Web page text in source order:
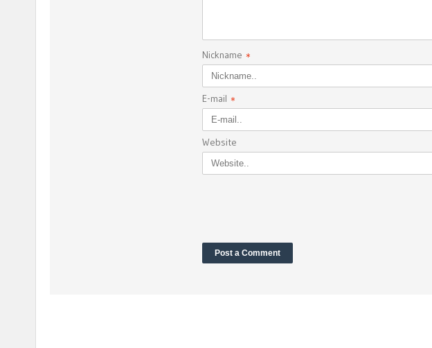
Nickname *
E-mail *
Website